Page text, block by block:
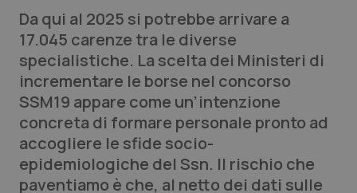
Professionisti Sanitari.AI
Abruzzo
Basilicata
Calabria
QS Pro Gold
Artrite & artrosi
Asma & BPCO
QS Club Newsletter
Da qui al 2025 si potrebbe arrivare a
17.045 carenze tra le diverse
specialistiche. La scelta dei Ministeri di
incrementare le borse nel concorso
SSM19 appare come un’intenzione
concreta di formare personale pronto ad
accogliere le sfide socio-
epidemiologiche del Ssn. Il rischio che
paventiamo è che, al netto dei dati sulle